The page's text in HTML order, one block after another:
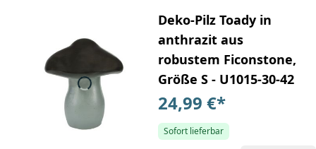
Deko-Pilz Toady in
anthrazit aus
robustem Ficonstone,
Größe S - U1015-30-42
24,99 €*
Sofort lieferbar